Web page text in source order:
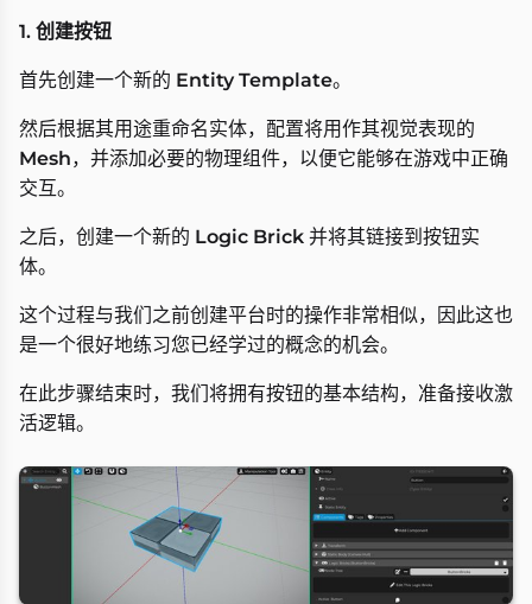
1. 创建按钮
首先创建一个新的 Entity Template。
然后根据其用途重命名实体，配置将用作其视觉表现的
Mesh，并添加必要的物理组件，以便它能够在游戏中正确
交互。
之后，创建一个新的 Logic Brick 并将其链接到按钮实
体。
这个过程与我们之前创建平台时的操作非常相似，因此这也
是一个很好地练习您已经学过的概念的机会。
在此步骤结束时，我们将拥有按钮的基本结构，准备接收激
活逻辑。